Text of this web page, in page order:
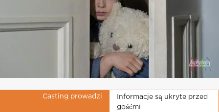
Casting prowadzi
Informacje są ukryte przed
gośćmi